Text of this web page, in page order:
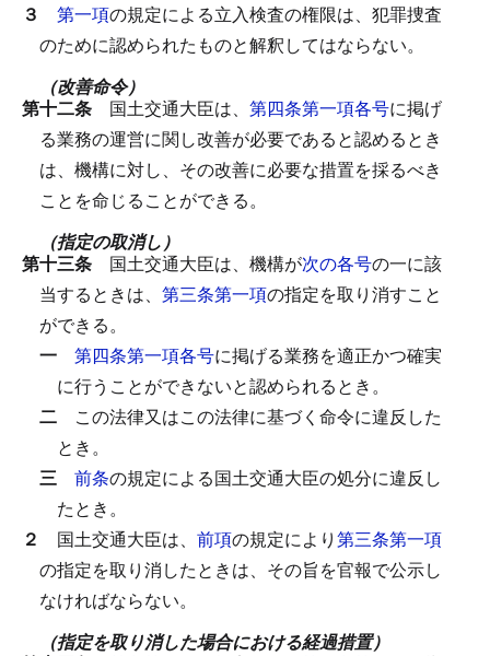
３ 第一項の規定による立入検査の権限は、犯罪捜査
のために認められたものと解釈してはならない。
（改善命令）
第十二条 国土交通大臣は、 第四条第一項各号に掲げ
る業務の運営に関し改善が必要であると認めるとき
は、機構に対し、その改善に必要な措置を採るべき
ことを命じることができる。
（指定の取消し）
第十三条 国土交通大臣は、機構が次の各号の一に該
当するときは、 第三条第一項の指定を取り消すこと
ができる。
一 第四条第一項各号に掲げる業務を適正かつ確実
に行うことができないと認められるとき。
二 この法律又はこの法律に基づく命令に違反した
とき。
三 前条の規定による国土交通大臣の処分に違反し
たとき。
２ 国土交通大臣は、 前項の規定により第三条第一項
の指定を取り消したときは、その旨を官報で公示し
なければならない。
（指定を取り消した場合における経過措置）